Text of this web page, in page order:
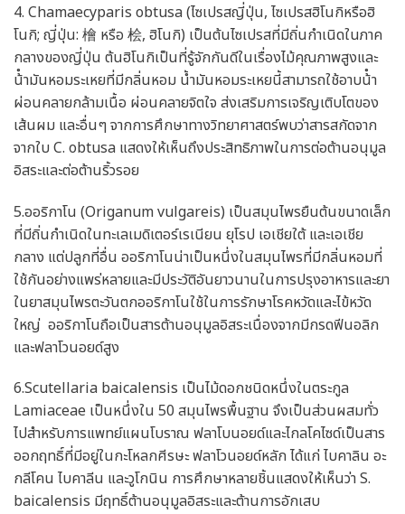
4. Chamaecyparis obtusa (ไซเปรสญี่ปุ่น, ไซเปรสฮิโนกิหรือฮิ
โนกิ; ญี่ปุ่น: 檜 หรือ 桧, ฮิโนกิ) เป็นต้นไซเปรสที่มีถิ่นกําเนิดในภาค
กลางของญี่ปุ่น ต้นฮิโนกิเป็นที่รู้จักกันดีในเรื่องไม้คุณภาพสูงและ
น้ํามันหอมระเหยที่มีกลิ่นหอม น้ำมันหอมระเหยนี้สามารถใช้อาบน้ํา
ผ่อนคลายกล้ามเนื้อ ผ่อนคลายจิตใจ ส่งเสริมการเจริญเติบโตของ
เส้นผม และอื่นๆ จากการศึกษาทางวิทยาศาสตร์พบว่าสารสกัดจาก
จากใบ C. obtusa แสดงให้เห็นถึงประสิทธิภาพในการต่อต้านอนุมูล
อิสระและต่อต้านริ้วรอย
5.ออริกาโน (Origanum vulgareis) เป็นสมุนไพรยืนต้นขนาดเล็ก
ที่มีถิ่นกําเนิดในทะเลเมดิเตอร์เรเนียน ยุโรป เอเชียใต้ และเอเชีย
กลาง แต่ปลูกที่อื่น ออริกาโนน่าเป็นหนึ่งในสมุนไพรที่มีกลิ่นหอมที่
ใช้กันอย่างแพร่หลายและมีประวัติอันยาวนานในการปรุงอาหารและยา
ในยาสมุนไพรตะวันตกออริกาโนใช้ในการรักษาโรคหวัดและไข้หวัด
ใหญ่ ออริกาโนถือเป็นสารต้านอนุมูลอิสระเนื่องจากมีกรดฟีนอลิก
และฟลาโวนอยด์สูง
6.Scutellaria baicalensis เป็นไม้ดอกชนิดหนึ่งในตระกูล
Lamiaceae เป็นหนึ่งใน 50 สมุนไพรพื้นฐาน จึงเป็นส่วนผสมทั่ว
ไปสําหรับการแพทย์แผนโบราณ ฟลาโบนอยด์และไกลโคไซด์เป็นสาร
ออกฤทธิ์ที่มีอยู่ในกะโหลกศีรษะ ฟลาโวนอยด์หลัก ได้แก่ ไบคาลิน อะ
กลีโคน ไบคาลีน และวูโกนิน การศึกษาหลายชิ้นแสดงให้เห็นว่า S.
baicalensis มีฤทธิ์ต้านอนุมูลอิสระและต้านการอักเสบ